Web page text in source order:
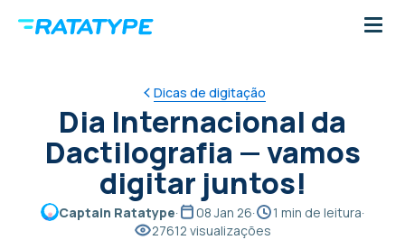
Dicas de digitação
Dia Internacional da
Dactilografia — vamos
digitar juntos!
Captain Ratatype· 08 Jan 26· 1 min de leitura·
27612 visualizações